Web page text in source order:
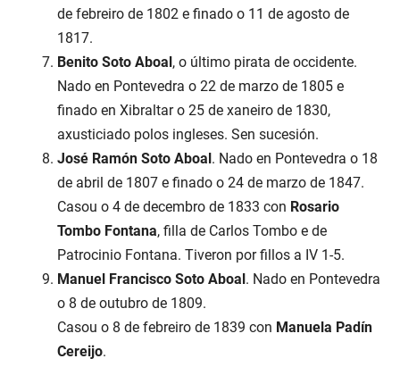
de febreiro de 1802 e finado o 11 de agosto de
1817.
Benito Soto Aboal , o último pirata de occidente.
Nado en Pontevedra o 22 de marzo de 1805 e
finado en Xibraltar o 25 de xaneiro de 1830,
axusticiado polos ingleses. Sen sucesión.
José Ramón Soto Aboal . Nado en Pontevedra o 18
de abril de 1807 e finado o 24 de marzo de 1847.
Casou o 4 de decembro de 1833 con Rosario
Tombo Fontana, filla de Carlos Tombo e de
Patrocinio Fontana. Tiveron por fillos a IV 1-5.
Manuel Francisco Soto Aboal . Nado en Pontevedra
o 8 de outubro de 1809.
Casou o 8 de febreiro de 1839 con Manuela Padín
Cereijo.